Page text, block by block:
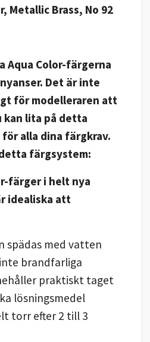
Metallic Brass, No 92
Aqua Color-färgerna
Det är inte
för modelleraren att
kan lita på detta
alla dina färgkrav.
färgsystem:
färger i helt nya
idealiska att
spädas med vatten
brandfarliga
praktiskt taget
lösningsmedel
torr efter 2 till 3